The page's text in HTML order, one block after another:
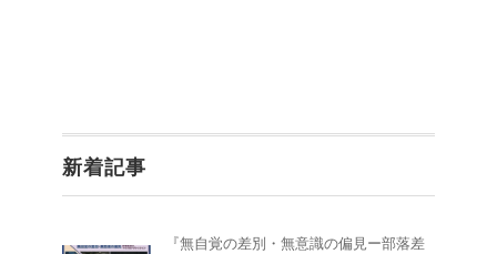
新着記事
『無自覚の差別・無意識の偏見ー部落差